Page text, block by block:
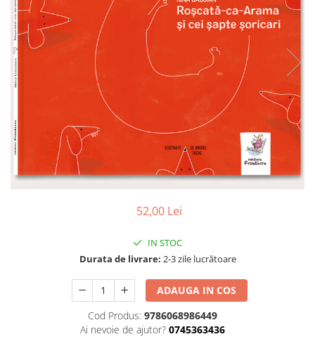
Hobby si craft
Inteligenta emotionala
Limbi străine
Muzicale
Poezii
Reviste
Știință si natură
Vârstă
0-2 ani
toate vârstele
Editura Univers
52,00 Lei
IN STOC
Durata de livrare: 2-3 zile lucrătoare
ADAUGA IN COS
Cod Produs: 9786068986449
Ai nevoie de ajutor? 0745363436